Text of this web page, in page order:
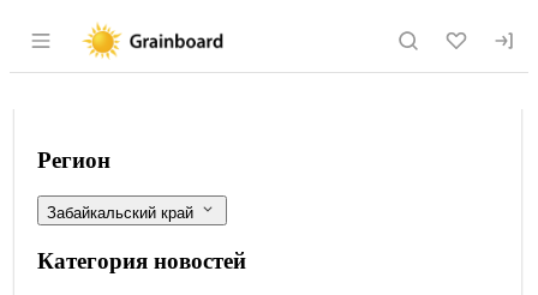
Раздел навигации по сайту
В железнодорожном пункте пропуска
Фильтры
Регион
Забайкальский край
Категория новостей